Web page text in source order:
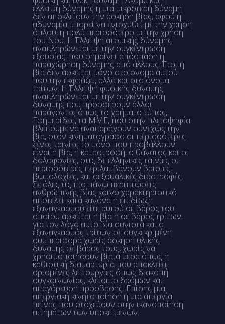
έλλειψη δύναμης η μια μικρότερη δύναμη
δεν αποκλείουν την άσκηση βίας, αφού η
αδυναμία μπορεί να ενισχυθεί με την χρήση
όπλου, η πολύ περισσότερο με την χρήση
του Νου. Η Έλλειψη ατομικής δύναμης
αναπληρώνεται με την συγκέντρωση
εξουσίας, που σημαίνει απόσπαση η
παραχώρηση δύναμης από άλλους. Έτσι η
βία δεν ασκείται μόνο στο όνομα αυτού
που την εκφράζει, αλλά και στο όνομα
τρίτων. Η Έλλειψη φυσικής δύναμης
αναπληρώνεται με την συγκέντρωση
δύναμης που προσφέρουν άλλοι
παράγοντες όπως το χρήμα, ο τύπος,
Εφημερίδες, τα ΜΜΕ, που στην πλειοψηφία
βλέπουμε να αναπαράγουν συνεχώς την
βία, στον κινηματογράφο οι περισσότερες
ξένες ταινίες το μόνο που προβάλλουν
είναι η βία, η καταστροφή, ο θάνατος και οι
δολοφονίες, στις δε ελληνικές ταινίες οι
περισσότερες περιλαμβάνουν βρισιές,
βωμολοχίες, και σεξουαλικές διαστροφές.
Σε όλες τις πιο πάνω περιπτώσεις
ανθρώπινης βίας κοινό χαρακτηριστικό
αποτελεί κατά κανόνα η επιδίωξη
εξαναγκασμού είτε αυτού σε βάρος του
οποίου ασκείται η βία η σε βάρος τρίτων,
για τον λόγο αυτό βία συνιστά και ο
εξαναγκασμός τρίτων σε συγκεκριμένη
συμπεριφορά χωρίς άσκηση υλικής
δύναμης σε βάρος τους, χωρίς να
χρησιμοποιήσουν βίαια μέσα όπως η
καθιστική διαμαρτυρία που αποκλείει
ορισμένες λειτουργίες όπως διακοπή
συγκοινωνίας, κλείσιμο δρόμων και
απαγόρευση πρόσβασης. Επίσης μια
απεργιακή κινητοποίηση η μια απεργία
πείνας που στοχεύουν στην ικανοποίηση
αιτημάτων των υποκειμένων.